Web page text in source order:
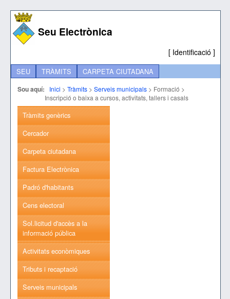
Seu Electrònica
[ Identificació ]
SEU TRÀMITS CARPETA CIUTADANA
Sou aquí: Inici > Tràmits > Serveis municipals > Formació >
Inscripció o baixa a cursos, activitats, tallers i casals
Tràmits genèrics
Cercador
Carpeta ciutadana
Factura Electrònica
Padró d'habitants
Cens electoral
Sol.licitud d'accès a la
informació pública
Activitats econòmiques
Tributs i recaptació
Serveis municipals